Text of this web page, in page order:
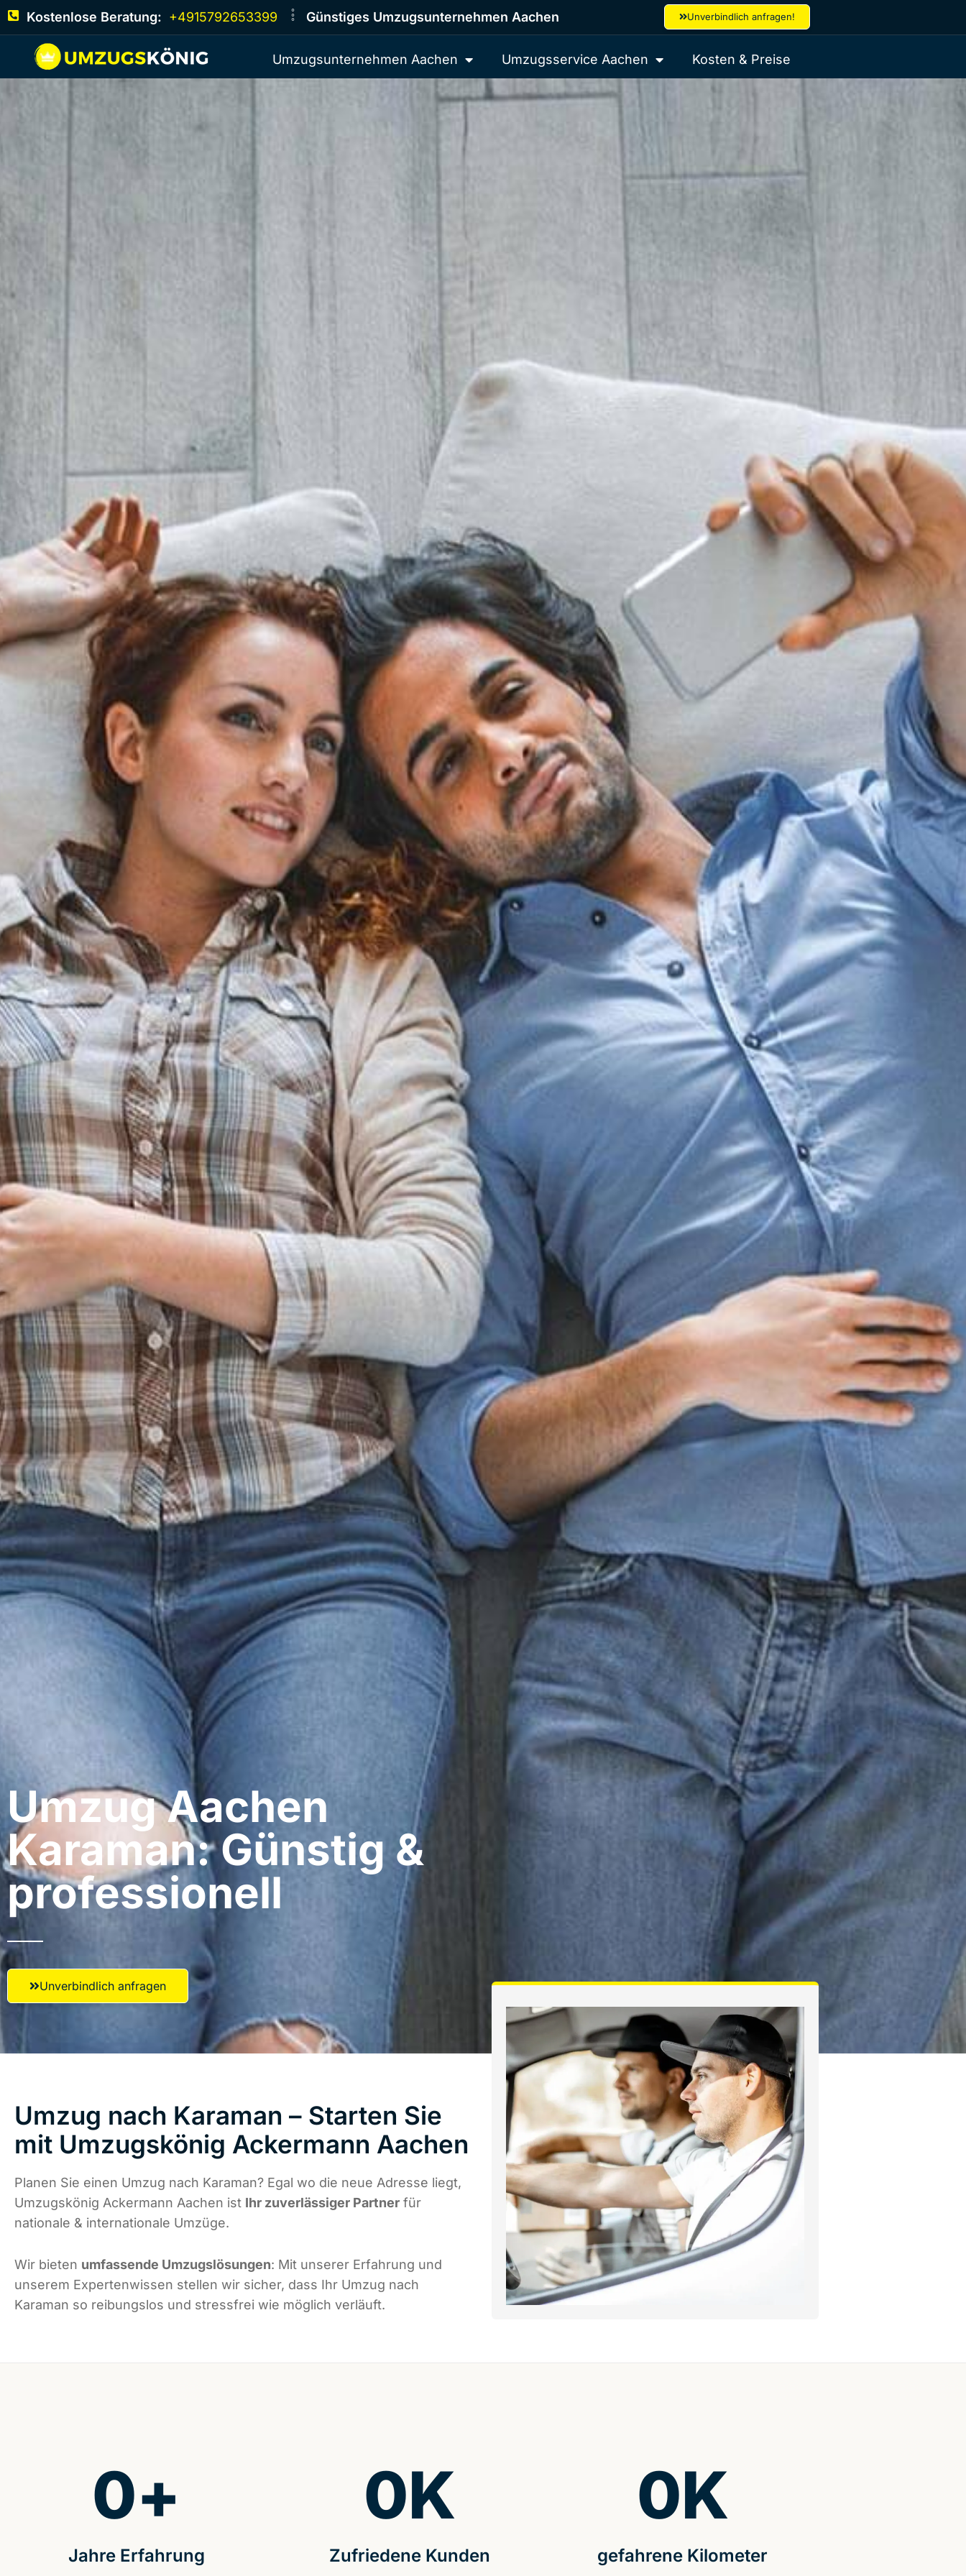
Kostenlose Beratung: +4915792653399 Günstiges Umzugsunternehmen Aachen Unverbindlich anfragen!
Umzugsunternehmen Aachen Umzugsservice Aachen Kosten & Preise
Umzug Aachen​
Karaman: Günstig &
professionell​
Unverbindlich anfragen
Umzug nach Karaman – Starten Sie
mit Umzugskönig Ackermann Aachen
Planen Sie einen Umzug nach Karaman? Egal wo die neue Adresse liegt,
Umzugskönig Ackermann Aachen ist Ihr zuverlässiger Partner für
nationale & internationale Umzüge.
Wir bieten umfassende Umzugslösungen: Mit unserer Erfahrung und
unserem Expertenwissen stellen wir sicher, dass Ihr Umzug nach
Karaman so reibungslos und stressfrei wie möglich verläuft.
Jahre Erfahrung
0+
Zufriedene Kunden
0K
gefahrene Kilometer
0K